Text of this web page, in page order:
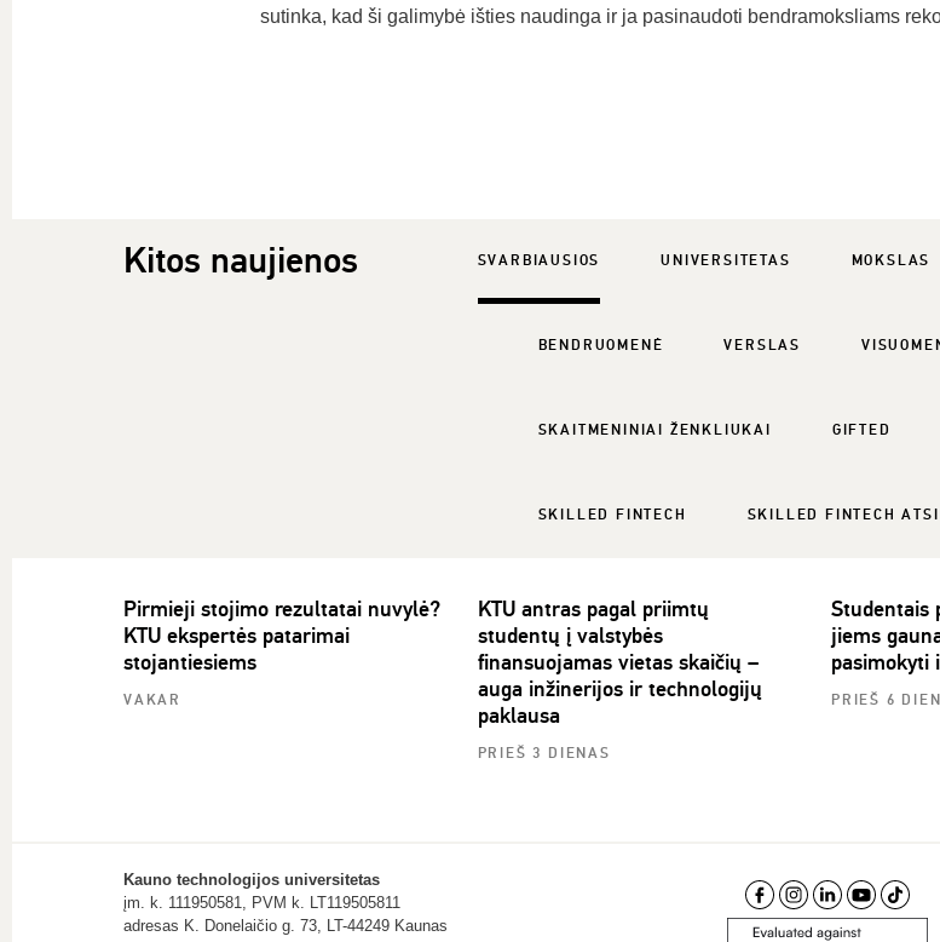
sutinka, kad ši galimybė išties naudinga ir ja pasinaudoti bendramoksliams
Kitos naujienos SVARBIAUSIOS UNIVERSITETAS MOKSLAS
BENDRUOMENĖ VERSLAS
SKAITMENINIAI ŽENKLIUKAI GIFTED
SKILLED FINTECH SKILLED FINTECH
Pirmieji stojimo rezultatai nuvylė?
KTU ekspertės patarimai
stojantiesiems
VAKAR
KTU antras pagal priimtų
studentų į valstybės
finansuojamas vietas skaičių –
auga inžinerijos ir technologijų
paklausa
PRIEŠ 3 DIENAS
Studentais
jiems
pasimokyti
PRIEŠ 6
Kauno technologijos universitetas
įm. k. 111950581, PVM k. LT119505811
adresas K. Donelaičio g. 73, LT-44249 Kaunas